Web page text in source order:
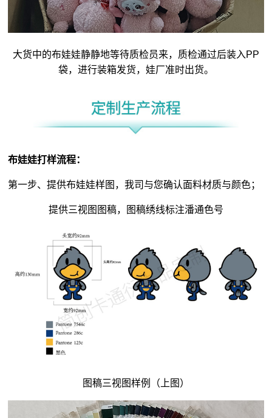
大货中的布娃娃静静地等待质检员来，质检通过后装入PP
袋，进行装箱发货，娃厂准时出货。
布娃娃打样流程：
第一步、提供布娃娃样图，我司与您确认面料材质与颜色；
提供三视图图稿，图稿绣线标注潘通色号
图稿三视图样例（上图）